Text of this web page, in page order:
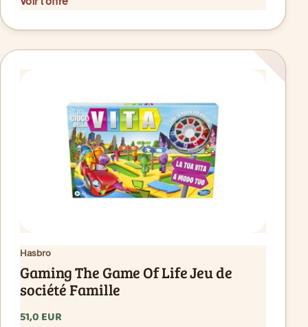
Hasbro
Gaming The Game Of Life Jeu de
société Famille
51,0 EUR